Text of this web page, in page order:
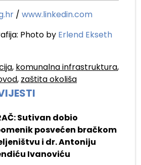
/ www.linkedin.com
Photo by Erlend Ekseth
, komunalna infrastruktura,
, zaštita okoliša
Sutivan dobio
posvećen bračkom
i dr. Antoniju
Ivanoviću